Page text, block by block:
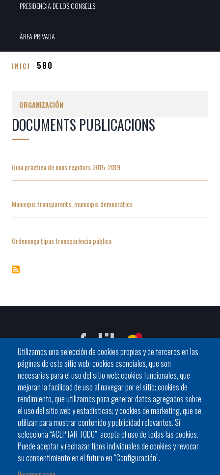
PRESIDENCIA DE LOS CONSELLS
ÀREA PRIVADA
de
ayuda
a
navegación
INICI 580
ORGANIZACIÓN
DOCUMENTS PUBLICACIONS
Guia pràctica de nous regidors 2015-2019
Municipis transparents, municipis democràtics
Ordenança tipus transparència pública
Utilizamos una selección de cookies propias y de terceros en las
páginas de este sitio web: cookies esenciales, que son
necesarias para el uso del sitio web; cookies funcionales, que
mejoran la facilidad de uso al navegar por el sitio; cookies de
rendimiento, que utilizamos para generar datos agregados sobre
el uso del sitio web y estadísticas; y cookies de marketing, que se
utilizan para mostrar contenido y publicidad relevantes. Si
selecciona “ACEPTAR TODO”, acepta el uso de todas las cookies.
Puede aceptar y rechazar tipos individuales de cookies y revocar
su consentimiento en el futuro en “Configuración”.
C / General Riera, 111 07010 Palma
Phone 971 760911 - Fax 971 763102